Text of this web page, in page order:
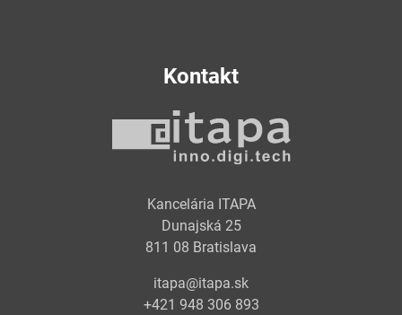
Kontakt
Kancelária ITAPA
Dunajská 25
811 08 Bratislava
itapa@itapa.sk
+421 948 306 893